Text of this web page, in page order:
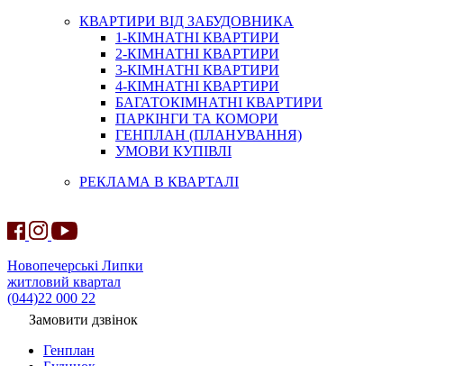
КВАРТИРИ ВІД ЗАБУДОВНИКА
1-КІМНАТНІ КВАРТИРИ
2-КІМНАТНІ КВАРТИРИ
3-КІМНАТНІ КВАРТИРИ
4-КІМНАТНІ КВАРТИРИ
БАГАТОКІМНАТНІ КВАРТИРИ
ПАРКІНГИ ТА КОМОРИ
ГЕНПЛАН (ПЛАНУВАННЯ)
УМОВИ КУПІВЛІ
РЕКЛАМА В КВАРТАЛІ
Новопечерські Липки
житловий квартал
(044)22 000 22
Замовити дзвінок
Генплан